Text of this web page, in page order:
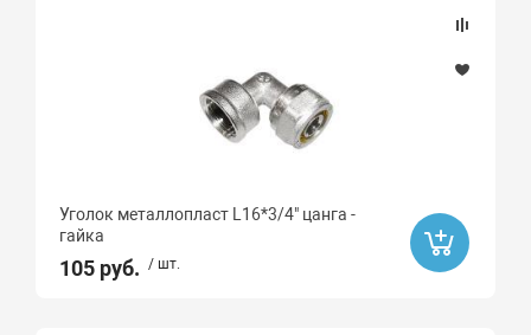
90
Тип монтажа
Уголок металлопласт L16*3/4" цанга -
гайка
105 руб. / шт.